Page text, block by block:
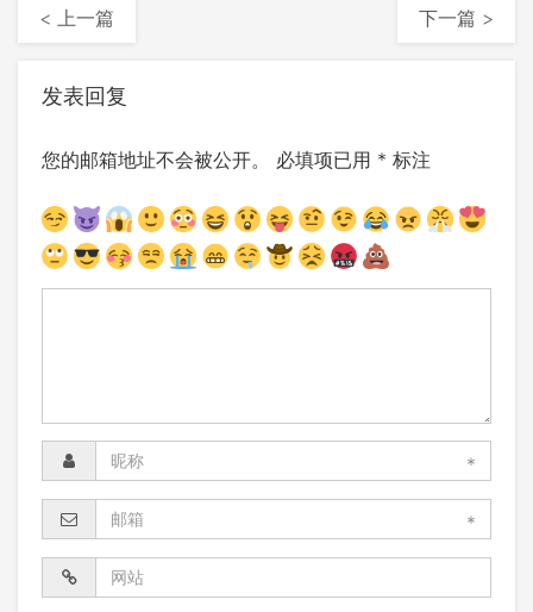
< 上一篇 下一篇 >
发表回复
您的邮箱地址不会被公开。 必填项已用 * 标注
*
*